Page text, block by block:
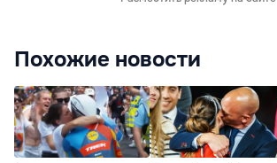
Похожие новости